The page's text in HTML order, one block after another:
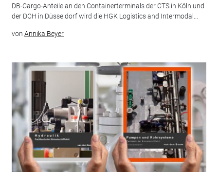
DB-Cargo-Anteile an den Containerterminals der CTS in Köln und
der DCH in Düsseldorf wird die HGK Logistics and Intermodal...
von Annika Beyer